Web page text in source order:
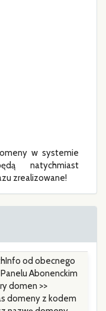
w systemie
natychmiast
zrealizowane!
od obecnego
Abonenckim
domen >>
domeny z kodem